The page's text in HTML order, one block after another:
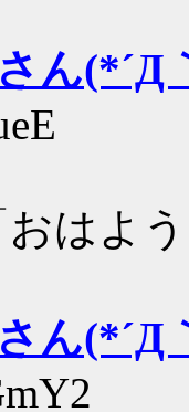
ん(*´Д
おはよ
ん(*´Д